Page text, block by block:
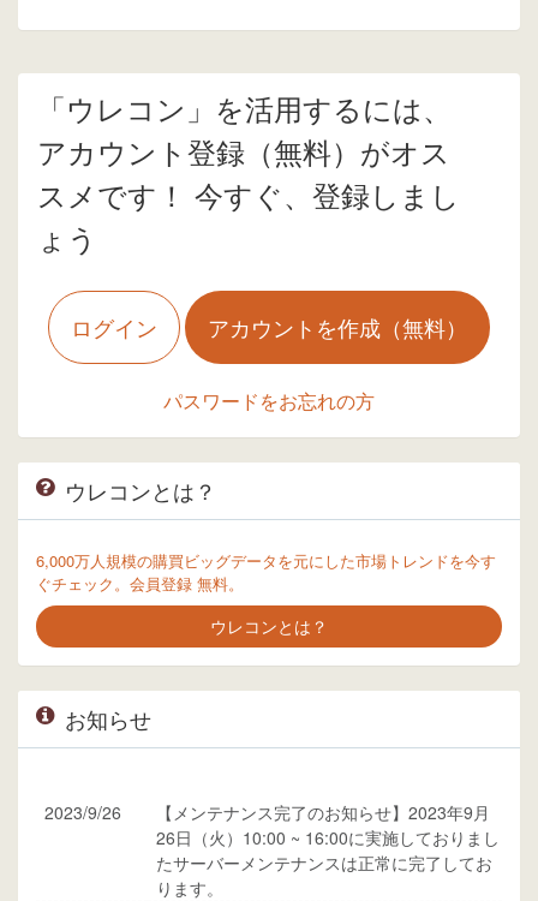
「ウレコン」を活用するには、
アカウント登録（無料）がオス
スメです！ 今すぐ、登録しまし
ょう
ログイン アカウントを作成（無料）
パスワードをお忘れの方
ウレコンとは？
6,000万人規模の購買ビッグデータを元にした市場トレンドを今す
ぐチェック。会員登録 無料。
ウレコンとは？
お知らせ
2023/9/26
【メンテナンス完了のお知らせ】2023年9月
26日（火）10:00 ~ 16:00に実施しておりまし
たサーバーメンテナンスは正常に完了してお
ります。